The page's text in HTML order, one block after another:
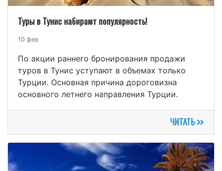
Туры в Тунис набирают популярность!
10 фев
По акции раннего бронирования продажи
туров в Тунис уступают в объемах только
Турции. Основная причина дороговизна
основного летнего направления Турции.
ЧИТАТЬ